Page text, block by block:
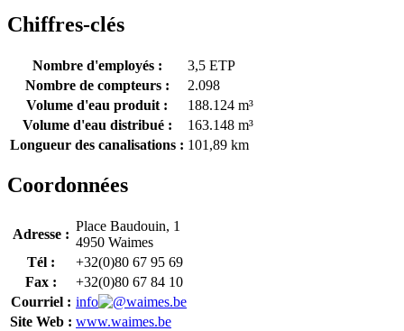
Chiffres-clés
Nombre d'employés :
3,5 ETP
Nombre de compteurs :
2.098
Volume d'eau produit :
188.124 m³
Volume d'eau distribué :
163.148 m³
Longueur des canalisations : 101,89 km
Coordonnées
Adresse :
Place Baudouin, 1
4950 Waimes
Tél :
+32(0)80 67 95 69
Fax :
+32(0)80 67 84 10
Courriel : info
waimes.be
Site Web : www.waimes.be